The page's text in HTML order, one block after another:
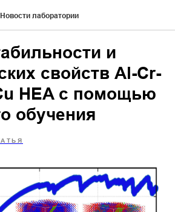
Новости лаборатории
и
свойств Al-Cr-
HEA с помощью
обучения